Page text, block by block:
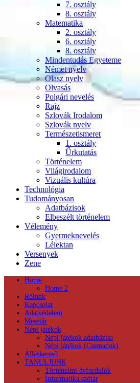
7. osztály
8. osztály
Matematika
2. osztály
6. osztály
8. osztály
Mindentudás Egyeteme
Német nyelv
Olasz nyelv
Olvasás
Polgári nevelés
Rajz
Szlovák Irodalom
Szlovák nyelv
Természetismeret
1. osztály
Űrkutatás
Történelem
Világirodalom
Vizuális kultúra
Technológia
Tudományosan
Adatbázisok
Elbeszélt történelem
Vélemény
Gyermeknevelés
Lélektan
Versenyek
Zene
Home
Home 2
Rólunk
Kapcsolat
Adatvédelem
Mesetár
Népi játékok
Népi játékok adatbázisa
Népi játékok (Csemadok)
Álláskereső
TANULJUNK
Történelmi évfordulók
Informatika szótár